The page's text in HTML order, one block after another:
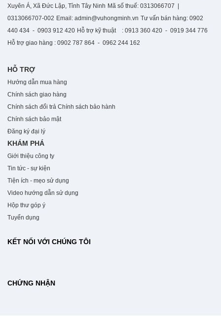
Xuyên Á, Xã Đức Lập, Tỉnh Tây Ninh Mã số thuế: 0313066707 |
0313066707-002 Email: admin@vuhongminh.vn Tư vấn bán hàng: 0902
440 434 - 0903 912 420 Hỗ trợ kỹ thuật : 0913 360 420 - 0919 344 776
Hỗ trợ giao hàng : 0902 787 864 - 0962 244 162
HỖ TRỢ
Hướng dẫn mua hàng
Chính sách giao hàng
Chính sách đổi trả Chính sách bảo hành
Chính sách bảo mật
Đăng ký đại lý
KHÁM PHÁ
Giới thiệu công ty
Tin tức - sự kiện
Tiện ích - mẹo sử dụng
Video hướng dẫn sử dụng
Hộp thư góp ý
Tuyển dụng
KẾT NỐI VỚI CHÚNG TÔI
CHỨNG NHẬN